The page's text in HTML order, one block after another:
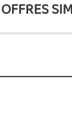
OFFRES